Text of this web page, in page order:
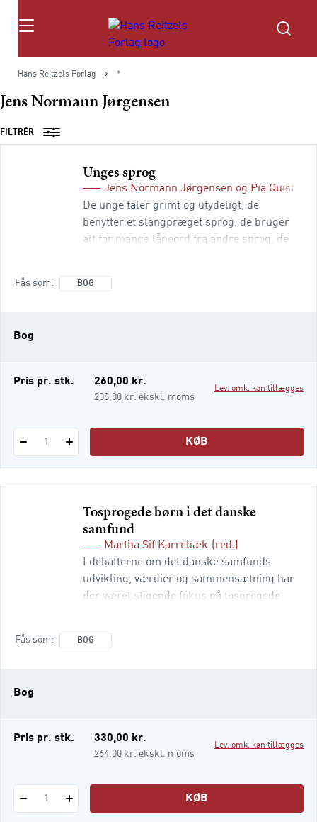
Søg
Hans Reitzels Forlag *
Jens Normann Jørgensen
FILTRÉR
Unges sprog
Jens Normann Jørgensen og Pia Quist
De unge taler grimt og utydeligt, de
benytter et slangpræget sprog, de bruger
alt for mange låneord fra andre sprog, de
aspekter af de unge
Fås som BOG
Bog
Pris pr. stk. 260,00 kr.
208,00 kr. ekskl. moms
Lev. omk. kan tillægges
1 KØB
Tosprogede børn i det danske
samfund
Martha Sif Karrebæk
(red.)
I debatterne om det danske samfunds
udvikling, værdier og sammensætning har
der været stigende fokus på tosprogede
Fås som BOG
Bog
Pris pr. stk. 330,00 kr.
264,00 kr. ekskl. moms
Lev. omk. kan tillægges
1 KØB